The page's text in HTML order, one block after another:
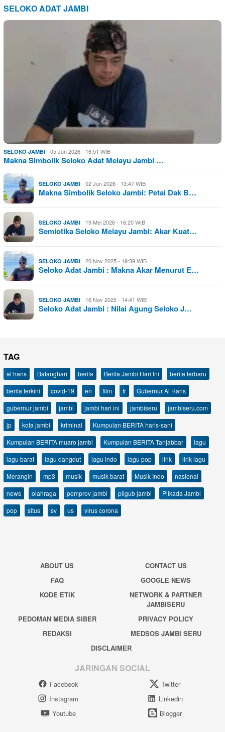
SELOKO ADAT JAMBI
SELOKO JAMBI 05 Jun 2026 - 16:51 WIB
Makna Simbolik Seloko Adat Melayu Jambi …
SELOKO JAMBI 02 Jun 2026 - 13:47 WIB
Makna Simbolik Seloko Jambi: Petai Dak B…
SELOKO JAMBI 19 Mei 2026 - 16:20 WIB
Semiotika Seloko Melayu Jambi: Akar Kuat…
SELOKO JAMBI 20 Nov 2025 - 19:39 WIB
Seloko Adat Jambi : Makna Akar Menurut E…
SELOKO JAMBI 16 Nov 2025 - 14:41 WIB
Seloko Adat Jambi : Nilai Agung Seloko J…
TAG
al haris Batanghari berita Berita Jambi Hari Ini
berita terbaru
berita terkini
covid-19 en film fr
Gubernur Al Haris
gubernur jambi
jambi jambi hari ini jambiseru
jambiseru.com
jp
kota jambi kriminal
Kumpulan BERITA haris-sani
Kumpulan BERITA muaro jambi
Kumpulan BERITA Tanjabbar
lagu
lagu barat
lagu dangdut lagu indo lagu pop lirik
lirik lagu
Merangin
mp3 musik musik barat Musik Indo
nasional
news
olahraga pemprov jambi pilgub jambi
Pilkada Jambi
pop
situs sv us virus corona
ABOUT US
CONTACT US
FAQ
GOOGLE NEWS
KODE ETIK
NETWORK & PARTNER
JAMBISERU
PEDOMAN MEDIA SIBER
PRIVACY POLICY
REDAKSI
MEDSOS JAMBI SERU
DISCLAIMER
JARINGAN SOCIAL
Facebook
Twitter
Instagram
Linkedin
Youtube
Blogger